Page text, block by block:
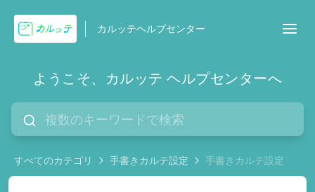
カルッテヘルプセンター
ようこそ、カルッテ ヘルプセンターへ
すべてのカテゴリ 手書きカルテ設定 手書きカルテ設定